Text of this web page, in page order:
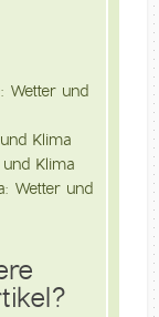
Wetter und
Klima
Klima
Wetter und